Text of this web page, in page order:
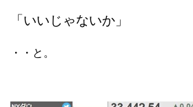
「いいじゃないか」
・・と。